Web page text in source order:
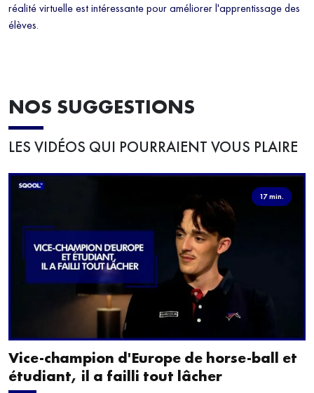
réalité virtuelle est intéressante pour améliorer l'apprentissage des
élèves.
NOS SUGGESTIONS
LES VIDÉOS QUI POURRAIENT VOUS PLAIRE
17 min.
Vice-champion d'Europe de horse-ball et
étudiant, il a failli tout lâcher